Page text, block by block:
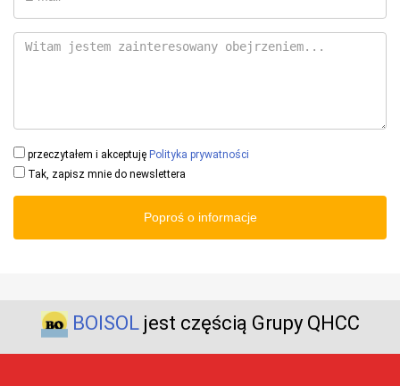
przeczytałem i akceptuję Polityka prywatności
Tak, zapisz mnie do newslettera
Poproś o informacje
BOISOLjest częścią Grupy QHCC